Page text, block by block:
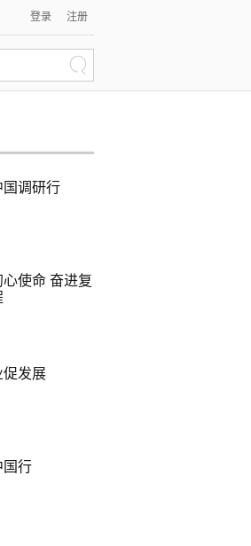
登录 注册
国调研行
心使命 奋进复
促发展
国行